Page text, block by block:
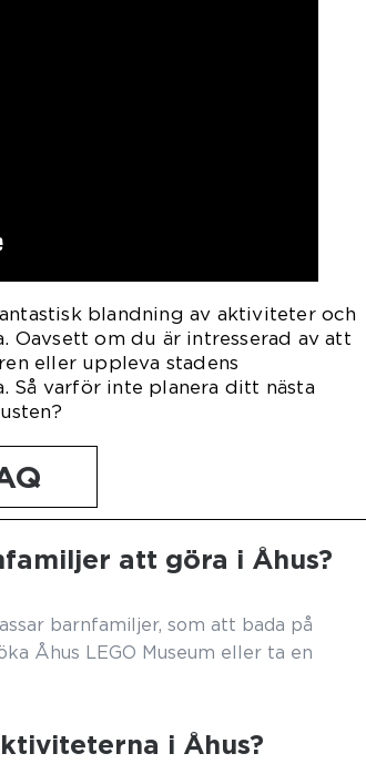
blandning av aktiviteter och
Oavsett om du är intresserad av att
eller uppleva stadens
Så varför inte planera ditt nästa
att göra i Åhus?
barnfamiljer, som att bada på
Åhus LEGO Museum eller ta en
i Åhus?